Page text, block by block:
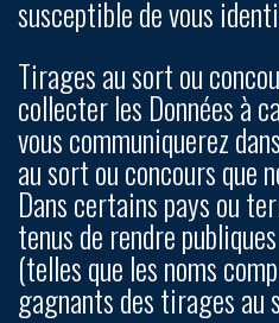
susceptible de vous
Tirages au sort ou
collecter les Données à
vous communiquerez
au sort ou concours que
Dans certains pays ou
tenus de rendre
(telles que les noms
gagnants des tirages au